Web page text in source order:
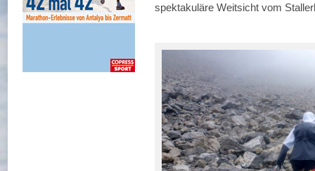
spektakuläre Weitsicht vom